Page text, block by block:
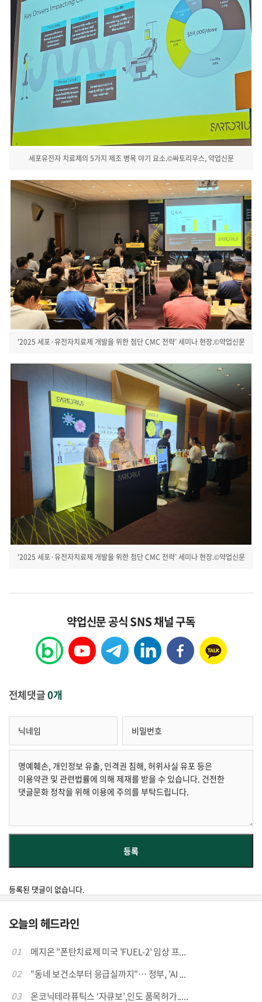
세포유전자 치료제의 5가지 제조 병목 야기 요소.©싸토리우스, 약업신문
'2025 세포·유전자치료제 개발을 위한 첨단 CMC 전략’ 세미나 현장.©약업신문
'2025 세포·유전자치료제 개발을 위한 첨단 CMC 전략’ 세미나 현장.©약업신문
약업신문 공식 SNS 채널 구독
전체댓글0개
등록된 댓글이 없습니다.
오늘의 헤드라인
01
메지온 "폰탄치료제 미국 'FUEL-2' 임상 프...
02
"동네 보건소부터 응급실까지"… 정부, 'AI ...
03
온코닉테라퓨틱스 ‘자큐보’,인도 품목허가.....